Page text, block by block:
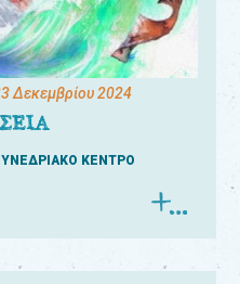
Δεκεμβρίου 2024
ΚΕΝΤΡΟ